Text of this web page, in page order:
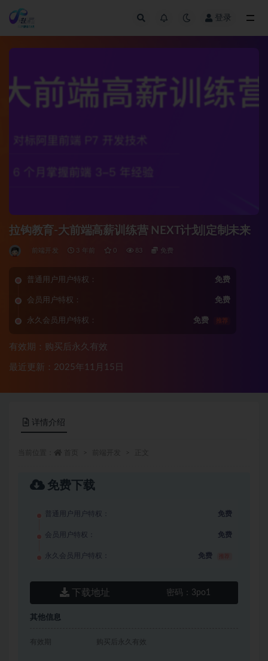
登录
拉钩教育-大前端高薪训练营 NEXT计划|定制未来
前端开发 3 年前 0 83 免费
普通用户用户特权： 免费
会员用户特权： 免费
永久会员用户特权： 免费 推荐
有效期：购买后永久有效
最近更新：2025年11月15日
详情介绍
免费下载
普通用户用户特权： 免费
会员用户特权： 免费
永久会员用户特权： 免费
下载地址 密码： 3po1
其他信息
有效期 购买后永久有效